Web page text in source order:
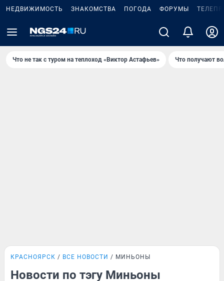
НЕДВИЖИМОСТЬ ЗНАКОМСТВА ПОГОДА ФОРУМЫ
Что не так с туром на теплоход «Виктор Астафьев» Что получают
КРАСНОЯРСК ВСЕ НОВОСТИ МИНЬОНЫ
Новости по тэгу Миньоны